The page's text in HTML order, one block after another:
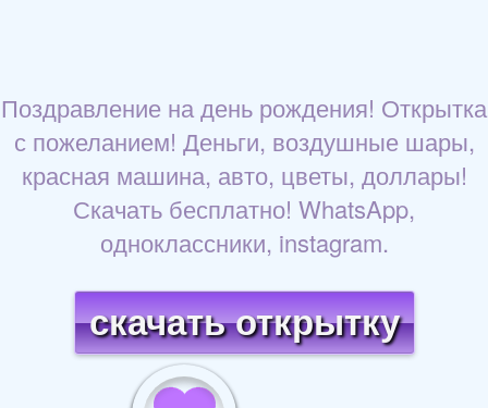
Поздравление на день рождения! Открытка
с пожеланием! Деньги, воздушные шары,
красная машина, авто, цветы, доллары!
Скачать бесплатно! WhatsApp,
одноклассники, instagram.
скачать открытку